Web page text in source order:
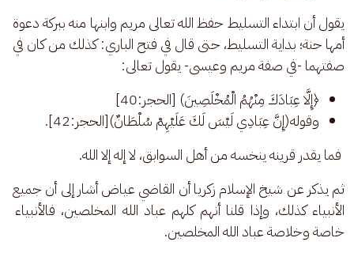
يقول أن ابتداء التسليط حفظ الله تعالى مريم وابنها منه ببركة دعوة
أمها حنة؛ بداية التسليط، حتى قال في فتح الباري: كذلك من كان في
صفتهما -في صفة مريم وعيسى- يقول تعالى:
﴿إِلَّا عِبَادَكَ مِنْهُمُ الْمُخْلَصِينَ) [الحجر:40]
وقوله(إِنَّ عِبَادِي لَيْسَ لَكَ عَلَيْهِمْ سُلْطَانٌ)[الحجر:42].
فما يقدر قرينه ينخسه من أهل السوابق، لا إله إلا الله.
ثم يذكر عن شيخ الإسلام زكريا أن القاضي عياض أشار إلى أن جميع
الأنبياء كذلك، وإذا قلنا أنهم كلهم عباد الله المخلصين، فالأنبياء
خاصة وخلاصة عباد الله المخلصين.